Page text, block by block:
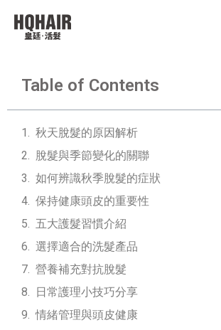
Table of Contents
秋天脫髮的原因解析
脫髮與季節變化的關聯
如何辨識秋季脫髮的症狀
保持健康頭皮的重要性
五大護髮習慣介紹
選擇適合的洗髮產品
營養補充對抗脫髮
日常護理小技巧分享
情緒管理與頭皮健康